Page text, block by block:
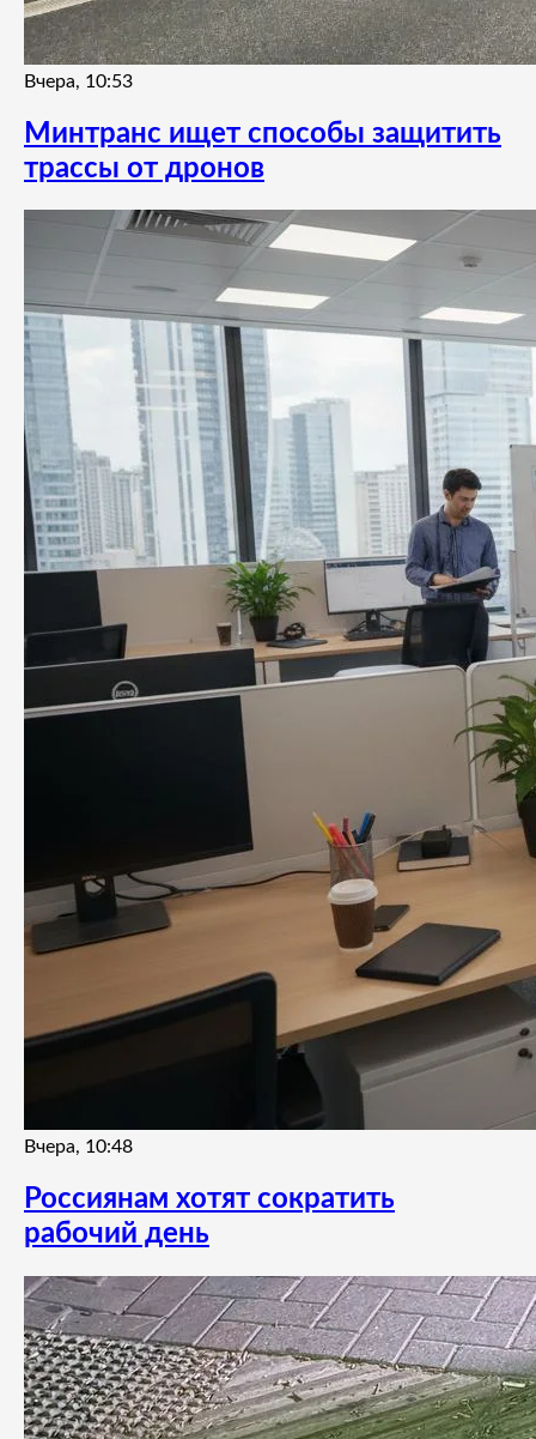
Вчера, 10:53
Минтранс ищет способы защитить
трассы от дронов
Вчера, 10:48
Россиянам хотят сократить
рабочий день